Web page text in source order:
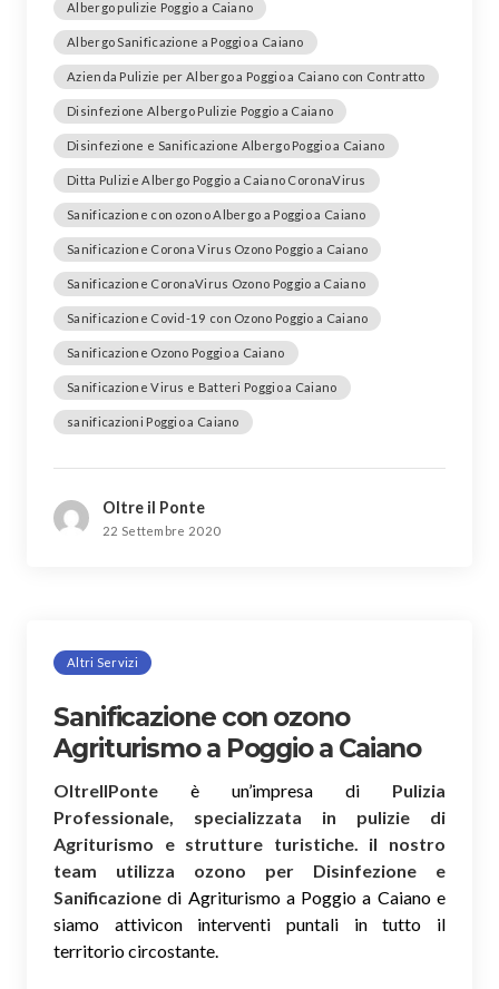
Albergo pulizie Poggio a Caiano
Albergo Sanificazione a Poggio a Caiano
Azienda Pulizie per Albergo a Poggio a Caiano con Contratto
Disinfezione Albergo Pulizie Poggio a Caiano
Disinfezione e Sanificazione Albergo Poggio a Caiano
Ditta Pulizie Albergo Poggio a Caiano CoronaVirus
Sanificazione con ozono Albergo a Poggio a Caiano
Sanificazione Corona Virus Ozono Poggio a Caiano
Sanificazione CoronaVirus Ozono Poggio a Caiano
Sanificazione Covid-19 con Ozono Poggio a Caiano
Sanificazione Ozono Poggio a Caiano
Sanificazione Virus e Batteri Poggio a Caiano
sanificazioni Poggio a Caiano
Oltre il Ponte
22 Settembre 2020
Altri Servizi
Sanificazione con ozono
Agriturismo a Poggio a Caiano
OltreIlPonte è un’impresa di Pulizia
Professionale, specializzata in pulizie di
Agriturismo e strutture turistiche. il nostro
team utilizza ozono per Disinfezione e
Sanificazione di Agriturismo a Poggio a Caiano e
siamo attivicon interventi puntali in tutto il
territorio circostante.